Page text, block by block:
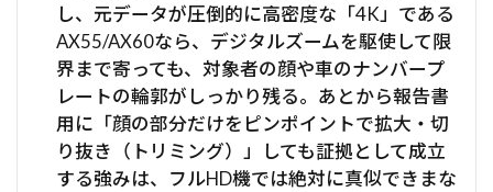
し、元データが圧倒的に高密度な「4K」である
AX55/AX60なら、デジタルズームを駆使して限
界まで寄っても、対象者の顔や車のナンバープ
レートの輪郭がしっかり残る。あとから報告書
用に「顔の部分だけをピンポイントで拡大・切
り抜き（トリミング）」しても証拠として成立
する強みは、フルHD機では絶対に真似できまな